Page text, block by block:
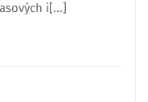
i[...]